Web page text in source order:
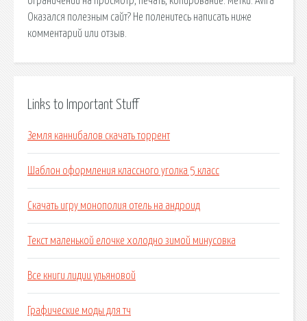
Оказался полезным сайт? Не поленитесь написать ниже
комментарий или отзыв.
Links to Important Stuff
Земля каннибалов скачать торрент
Шаблон оформления классного уголка 5 класс
Скачать игру монополия отель на андроид
Текст маленькой елочке холодно зимой минусовка
Все книги лидии ульяновой
Графические моды для тч